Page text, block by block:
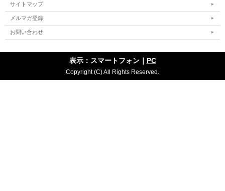
サイトマップ
メルマガ登録
お問い合わせ
表示：スマートフォン｜ PC
Copyright (C) All Rights Reserved.